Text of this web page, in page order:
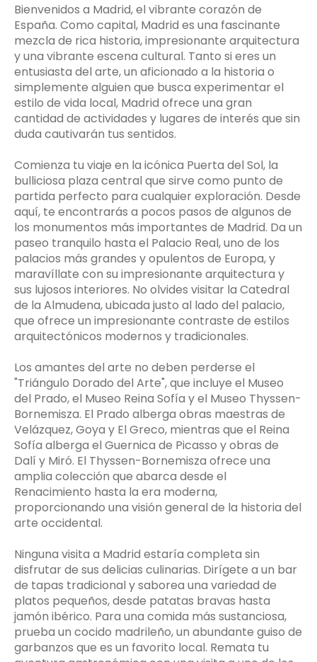
Bienvenidos a Madrid, el vibrante corazón de
España. Como capital, Madrid es una fascinante
mezcla de rica historia, impresionante arquitectura
y una vibrante escena cultural. Tanto si eres un
entusiasta del arte, un aficionado a la historia o
simplemente alguien que busca experimentar el
estilo de vida local, Madrid ofrece una gran
cantidad de actividades y lugares de interés que sin
duda cautivarán tus sentidos.
Comienza tu viaje en la icónica Puerta del Sol, la
bulliciosa plaza central que sirve como punto de
partida perfecto para cualquier exploración. Desde
aquí, te encontrarás a pocos pasos de algunos de
los monumentos más importantes de Madrid. Da un
paseo tranquilo hasta el Palacio Real, uno de los
palacios más grandes y opulentos de Europa, y
maravíllate con su impresionante arquitectura y
sus lujosos interiores. No olvides visitar la Catedral
de la Almudena, ubicada justo al lado del palacio,
que ofrece un impresionante contraste de estilos
arquitectónicos modernos y tradicionales.
Los amantes del arte no deben perderse el
"Triángulo Dorado del Arte", que incluye el Museo
del Prado, el Museo Reina Sofía y el Museo Thyssen-
Bornemisza. El Prado alberga obras maestras de
Velázquez, Goya y El Greco, mientras que el Reina
Sofía alberga el Guernica de Picasso y obras de
Dalí y Miró. El Thyssen-Bornemisza ofrece una
amplia colección que abarca desde el
Renacimiento hasta la era moderna,
proporcionando una visión general de la historia del
arte occidental.
Ninguna visita a Madrid estaría completa sin
disfrutar de sus delicias culinarias. Dirígete a un bar
de tapas tradicional y saborea una variedad de
platos pequeños, desde patatas bravas hasta
jamón ibérico. Para una comida más sustanciosa,
prueba un cocido madrileño, un abundante guiso de
garbanzos que es un favorito local. Remata tu